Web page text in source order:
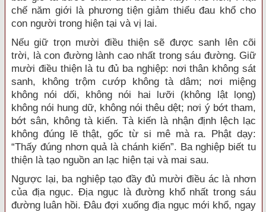
chế năm giới là phương tiện giảm thiểu đau khổ cho
con người trong hiện tại và vị lai.
Nếu giữ trọn mười điều thiện sẽ được sanh lên cõi
trời, là con đường lành cao nhất trong sáu đường. Giữ
mười điều thiện là tu đủ ba nghiệp: nơi thân không sát
sanh, không trộm cướp không tà dâm; nơi miệng
không nói dối, không nói hai lưỡi (không lật lọng)
không nói hung dữ, không nói thêu dệt; nơi ý bớt tham,
bớt sân, không tà kiến. Tà kiến là nhận định lệch lạc
không đúng lẽ thật, gốc từ si mê mà ra. Phật dạy:
“Thấy đúng nhơn quả là chánh kiến”. Ba nghiệp biết tu
thiện là tạo nguồn an lạc hiện tại và mai sau.
Ngược lại, ba nghiệp tạo đầy đủ mười điều ác là nhơn
của địa ngục. Ðịa ngục là đường khổ nhất trong sáu
đường luân hồi. Ðâu đợi xuống địa ngục mới khổ, ngay